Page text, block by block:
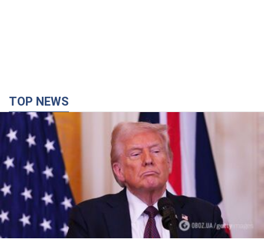
TOP NEWS